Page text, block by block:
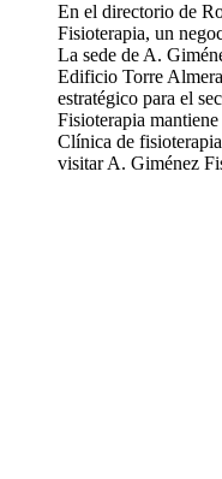
En el directorio de
Fisioterapia, un
La sede de A.
Edificio Torre
estratégico para el
Fisioterapia
Clínica de
visitar A. Giménez